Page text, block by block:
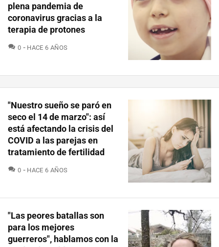
plena pandemia de
coronavirus gracias a la
terapia de protones
0 COMENTARIOS
HACE 6 AÑOS
"Nuestro sueño se paró en
seco el 14 de marzo": así
está afectando la crisis del
COVID a las parejas en
tratamiento de fertilidad
0 COMENTARIOS
HACE 6 AÑOS
"Las peores batallas son
para los mejores
guerreros", hablamos con la